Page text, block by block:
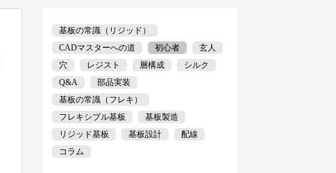
基板の常識（リジッド）
CADマスターへの道
初心者
玄人
穴
レジスト 層構成
シルク
Q&A
部品実装
基板の常識（フレキ）
フレキシブル基板
基板製造
リジッド基板
基板設計
配線
コラム